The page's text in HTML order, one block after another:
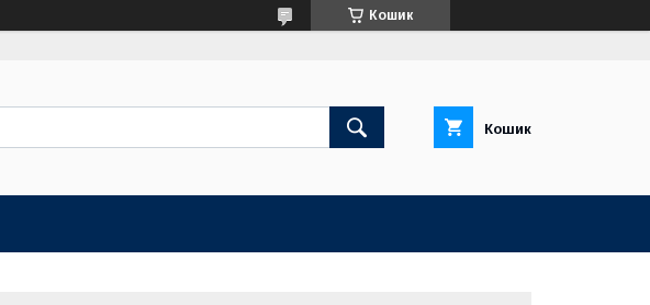
Кошик
Кошик